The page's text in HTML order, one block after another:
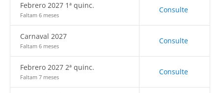
Febrero 2027 1ª quinc.
Faltam 6 meses
Consulte
Carnaval 2027
Faltam 6 meses
Consulte
Febrero 2027 2ª quinc.
Faltam 7 meses
Consulte